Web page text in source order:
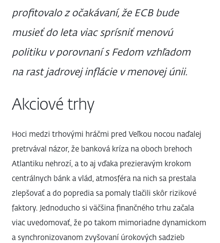
profitovalo z očakávaní, že ECB bude
musieť do leta viac sprísniť menovú
politiku v porovnaní s Fedom vzhľadom
na rast jadrovej inflácie v menovej únii.
Akciové trhy
Hoci medzi trhovými hráčmi pred Veľkou nocou naďalej
pretrvával názor, že banková kríza na oboch brehoch
Atlantiku nehrozí, a to aj vďaka prezieravým krokom
centrálnych bánk a vlád, atmosféra na nich sa prestala
zlepšovať a do popredia sa pomaly tlačili skôr rizikové
faktory. Jednoducho si väčšina finančného trhu začala
viac uvedomovať, že po takom mimoriadne dynamickom
a synchronizovanom zvyšovaní úrokových sadzieb